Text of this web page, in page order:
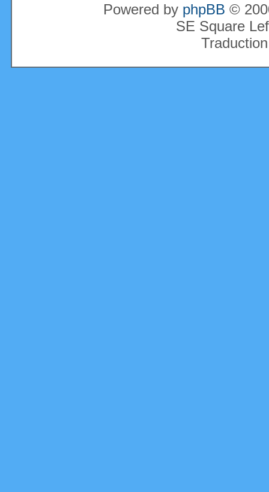
Powered by phpBB ©
SE Square